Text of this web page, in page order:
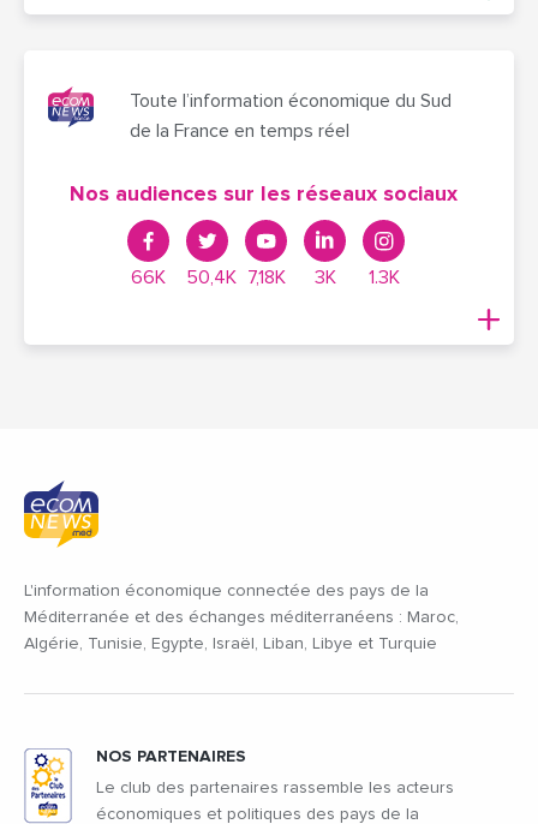
Toute l’information économique du Sud
de la France en temps réel
Nos audiences sur les réseaux sociaux
66K 50,4K 7,18K 3K 1.3K
L'information économique connectée des pays de la
Méditerranée et des échanges méditerranéens : Maroc,
Algérie, Tunisie, Egypte, Israël, Liban, Libye et Turquie
NOS PARTENAIRES
Le club des partenaires rassemble les acteurs
économiques et politiques des pays de la